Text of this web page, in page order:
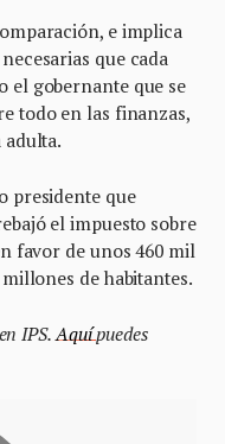
e implica
que cada
el gobernante que se
todo en las finanzas,
presidente que
el impuesto sobre
favor de unos 460 mil
de habitantes.
IPS.Aquípuedes